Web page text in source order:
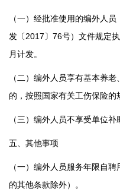
（一）经批准使用的编外人
发〔2017〕76号）文件规定
月计发。
（二）编外人员享有基本养
的，按照国家有关工伤保险的
（三）编外人员不享受单位
五、其他事项
（一）编外人员服务年限自
的其他条款除外）。